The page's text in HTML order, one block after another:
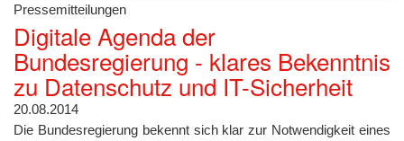
Pressemitteilungen
Digitale Agenda der
Bundesregierung - klares Bekenntnis
zu Datenschutz und IT-Sicherheit
20.08.2014
Die Bundesregierung bekennt sich klar zur Notwendigkeit eines